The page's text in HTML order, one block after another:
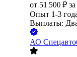
от 51 500 ₽
Опыт 1-3
Выплаты:
АО